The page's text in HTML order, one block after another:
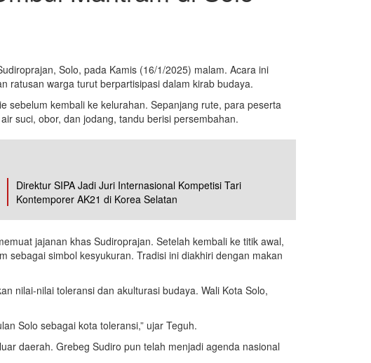
Solo, pada Kamis (16/1/2025) malam. Acara ini
ratusan warga turut berpartisipasi dalam kirab budaya.
sebelum kembali ke kelurahan. Sepanjang rute, para peserta
suci, obor, dan jodang, tandu berisi persembahan.
Direktur SIPA Jadi Juri Internasional Kompetisi Tari
Kontemporer AK21 di Korea Selatan
jajanan khas Sudiroprajan. Setelah kembali ke titik awal,
simbol kesyukuran. Tradisi ini diakhiri dengan makan
nilai-nilai toleransi dan akulturasi budaya. Wali Kota Solo,
Solo sebagai kota toleransi,” ujar Teguh.
daerah. Grebeg Sudiro pun telah menjadi agenda nasional